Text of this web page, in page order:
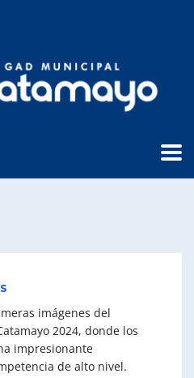
imágenes del
2024, donde los
impresionante
de alto nivel.